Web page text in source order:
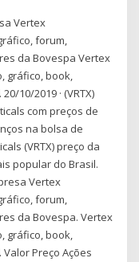
Vertex
forum,
da Bovespa Vertex
gráfico, book,
10/2019 · (VRTX)
com preços de
na bolsa de
(VRTX) preço da
popular do Brasil.
Vertex
forum,
da Bovespa. Vertex
gráfico, book,
Preço Ações